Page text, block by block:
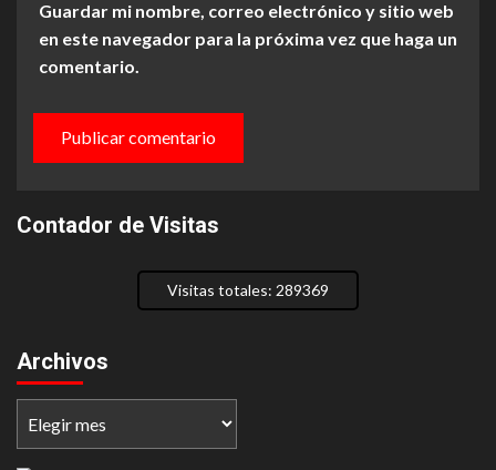
Guardar mi nombre, correo electrónico y sitio web
en este navegador para la próxima vez que haga un
comentario.
Contador de Visitas
Visitas totales: 289369
Archivos